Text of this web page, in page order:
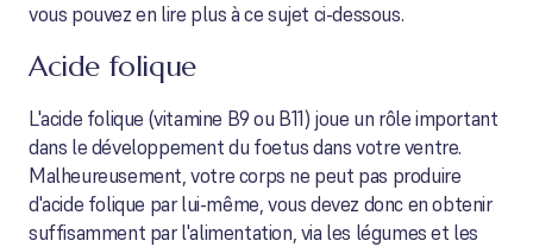
vous pouvez en lire plus à ce sujet ci-dessous.
Acide folique
L'acide folique (vitamine B9 ou B11) joue un rôle important
dans le développement du foetus dans votre ventre.
Malheureusement, votre corps ne peut pas produire
d'acide folique par lui-même, vous devez donc en obtenir
suffisamment par l'alimentation, via les légumes et les